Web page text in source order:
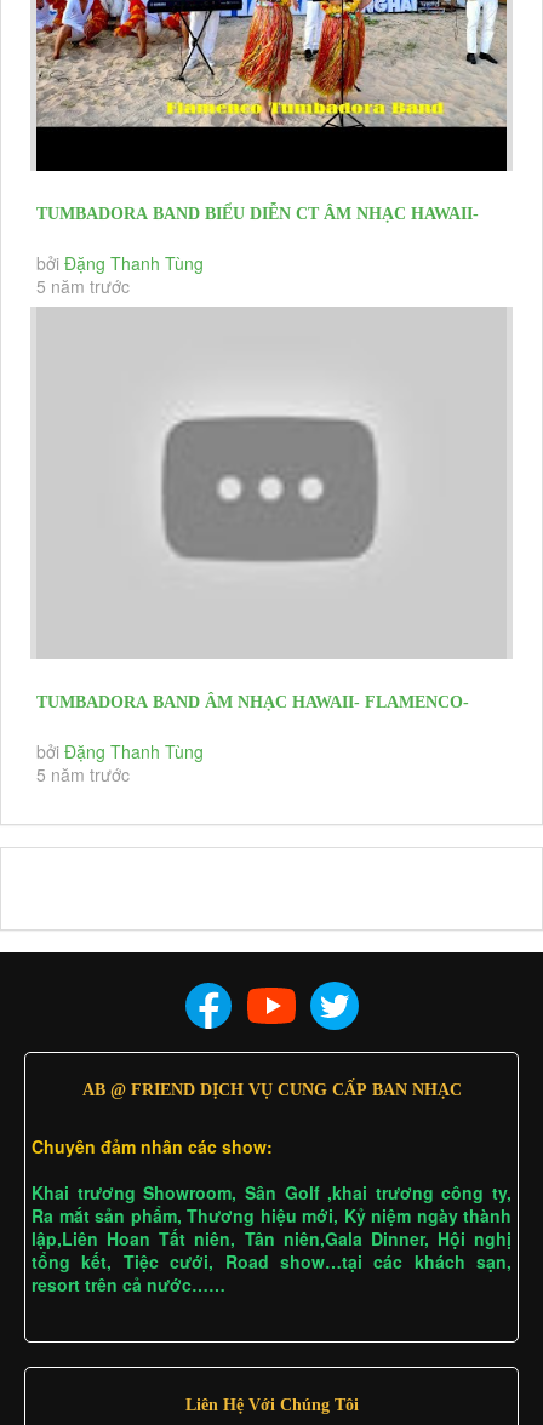
TUMBADORA BAND BIỂU DIỄN CT ÂM NHẠC HAWAII-
FLAMENCO- LATIN TRÊN BIỂN CHÀO...
bởi Đặng Thanh Tùng
5 năm trước
TUMBADORA BAND ÂM NHẠC HAWAII- FLAMENCO-
LATIN HOÀNG HÔN TRÊN BIỂN CHÀO...
bởi Đặng Thanh Tùng
5 năm trước
AB @ FRIEND DỊCH VỤ CUNG CẤP BAN NHẠC
Chuyên đảm nhân các show:
Khai trương Showroom, Sân Golf ,khai trương công ty,
Ra mắt sản phẩm, Thương hiệu mới, Kỷ niệm ngày thành
lập,Liên Hoan Tất niên, Tân niên,Gala Dinner, Hội nghị
tổng kết, Tiệc cưới, Road show…tại các khách sạn,
resort trên cả nước……
Liên Hệ Với Chúng Tôi